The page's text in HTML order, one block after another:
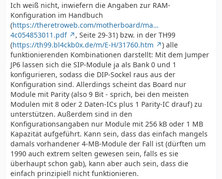
Ich weiß nicht, inwiefern die Angaben zur RAM-
Konfiguration im Handbuch
(https://theretroweb.com/motherboard/ma…
4c054853011.pdf
, Seite 29-31) bzw. in der TH99
(https://th99.bl4ckb0x.de/m/E-H/31760.htm
) alle
funktionierenden Kombinationen darstellt: Mit dem Jumper
JP6 lassen sich die SIP-Module ja als Bank 0 und 1
konfigurieren, sodass die DIP-Sockel raus aus der
Konfiguration sind. Allerdings scheint das Board nur
Module mit Parity (also 9 Bit - sprich, bei den meisten
Modulen mit 8 oder 2 Daten-ICs plus 1 Parity-IC drauf) zu
unterstützen. Außerdem sind in den
Konfigurationsangaben nur Module mit 256 kB oder 1 MB
Kapazität aufgeführt. Kann sein, dass das einfach mangels
damals vorhandener 4-MB-Module der Fall ist (dürften um
1990 auch extrem selten gewesen sein, falls es sie
überhaupt schon gab), kann aber auch sein, dass die
einfach prinzipiell nicht funktionieren.